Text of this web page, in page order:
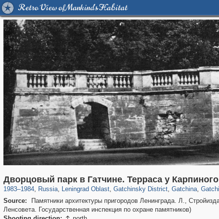
Retro View of Mankind's Habitat
Дворцовый парк в Гатчине. Терраса у
1983–1984, Russia
1,405,755 29,243
, Leningrad Oblast
38,888 592
, Gatchinsky District
4,139 183
, Gatchina
2,447 161
,
Source:
Памятники архитектуры пригородов Ленинграда. Л.,
Ленсовета. Государственная инспекция по охране памятников)